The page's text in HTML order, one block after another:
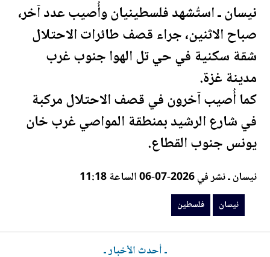
نيسان ـ استُشهدفلسطينيان وأُصيب عدد آخر،
صباح الاثنين، جراء قصف طائرات الاحتلال
شقة سكنية في حي تل الهوا جنوب غرب
مدينة غزة.
كما أُصيب آخرون في قصف الاحتلال مركبة
في شارع الرشيد بمنطقة المواصي غرب خان
يونس جنوب القطاع.
نيسان ـ نشر في 2026-07-06 الساعة 11:18
نيسان فلسطين
ـ أحدث الأخبار ـ